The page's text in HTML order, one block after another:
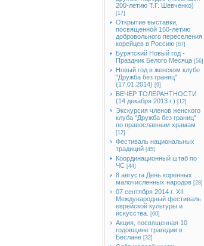
200-летию Т.Г. Шевченко)
[17]
Открытие выставки,
посвященной 150-летию
добровольного переселения
корейцев в Россию [87]
Бурятский Новый год -
Праздник Белого Месяца [56]
Новый год в женском клубе
"Дружба без границ"
(17.01.2014) [9]
ВЕЧЕР ТОЛЕРАНТНОСТИ
(14 декабря 2013 г.) [12]
Экскурсия членов женского
клуба "Дружба без границ"
по православным храмам
[12]
Фестиваль национальных
традиций [45]
Координационный штаб по
ЧС [44]
8 августа День коренных
малочисленных народов [28]
07 сентября 2014 г. XII
Международный фестиваль
еврейской культуры и
искусства.
[60]
Акция, посвященная 10
годовщине трагедии в
Беслане [32]